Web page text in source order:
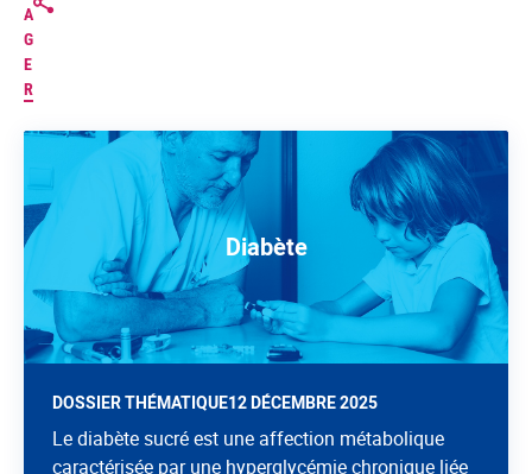
A
G
E
R
Diabète
DOSSIER THÉMATIQUE12 DÉCEMBRE 2025
Le diabète sucré est une affection métabolique
caractérisée par une hyperglycémie chronique liée